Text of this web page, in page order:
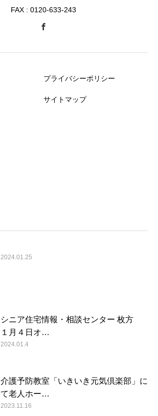
FAX : 0120-633-243
プライバシーポリシー
サイトマップ
2024.01.25
シニア住宅情報・相談センター 枚方
１月４日オ…
2024.01.4
介護予防教室「いきいき元気倶楽部」に
て老人ホー…
2023.11.16